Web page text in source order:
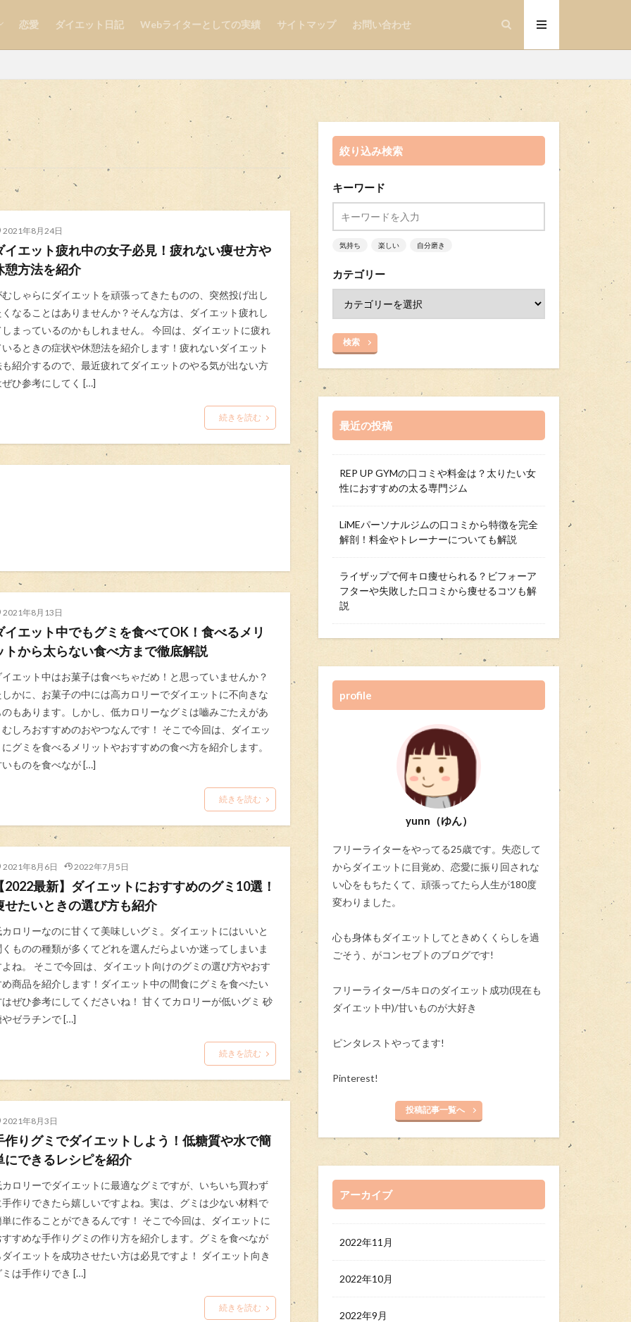
恋愛 ダイエット日記 Webライターとしての実績 サイトマップ お問い合わせ
2021年8月24日
イエット疲れ中の女子必見！疲れない痩せ方や
憩方法を紹介
むしゃらにダイエットを頑張ってきたものの、突然投げ出し
くなることはありませんか？そんな方は、ダイエット疲れし
しまっているのかもしれません。 今回は、ダイエットに疲れ
いるときの症状や休憩法を紹介します！疲れないダイエット
も紹介するので、最近疲れてダイエットのやる気が出ない方
ぜひ参考にしてく […]
続きを読む
2021年8月13日
イエット中でもグミを食べてOK！食べるメリ
トから太らない食べ方まで徹底解説
イエット中はお菓子は食べちゃだめ！と思っていませんか？
しかに、お菓子の中には高カロリーでダイエットに不向きな
のもあります。しかし、低カロリーなグミは嚙みごたえがあ
むしろおすすめのおやつなんです！ そこで今回は、ダイエッ
グミを食べるメリットやおすすめの食べ方を紹介します。
いものを食べなが […]
続きを読む
2021年8月6日 2022年7月5日
2022最新】ダイエットにおすすめのグミ10選！
せたいときの選び方も紹介
カロリーなのに甘くて美味しいグミ。ダイエットにはいいと
くものの種類が多くてどれを選んだらよいか迷ってしまいま
よね。 そこで今回は、ダイエット向けのグミの選び方やおす
め商品を紹介します！ダイエット中の間食にグミを食べたい
はぜひ参考にしてくださいね！ 甘くてカロリーが低いグミ 砂
やゼラチンで […]
続きを読む
2021年8月3日
作りグミでダイエットしよう！低糖質や水で簡
にできるレシピを紹介
カロリーでダイエットに最適なグミですが、いちいち買わず
手作りできたら嬉しいですよね。実は、グミは少ない材料で
単に作ることができるんです！ そこで今回は、ダイエットに
すすめな手作りグミの作り方を紹介します。グミを食べなが
ダイエットを成功させたい方は必見ですよ！ ダイエット向き
ミは手作りでき […]
続きを読む
絞り込み検索
キーワード
気持ち 楽しい 自分磨き
カテゴリー
検索
最近の投稿
REP UP GYMの口コミや料金は？太りたい女
性におすすめの太る専門ジム
LiMEパーソナルジムの口コミから特徴を完全
解剖！料金やトレーナーについても解説
ライザップで何キロ痩せられる？ビフォーア
フターや失敗した口コミから痩せるコツも解
説
profile
yunn（ゆん）
フリーライターをやってる25歳です。失恋して
からダイエットに目覚め、恋愛に振り回されな
い心をもちたくて、頑張ってたら人生が180度
変わりました。
心も身体もダイエットしてときめくくらしを過
ごそう、がコンセプトのブログです!
フリーライター/5キロのダイエット成功(現在も
ダイエット中)/甘いものが大好き
ピンタレストやってます!
Pinterest!
投稿記事一覧へ
アーカイブ
2022年11月
2022年10月
2022年9月